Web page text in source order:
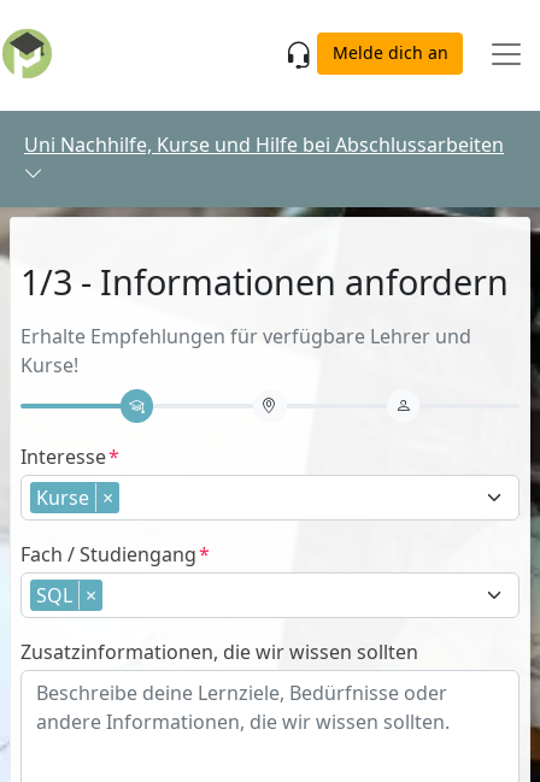
Melde dich an
Uni Nachhilfe, Kurse und Hilfe bei Abschlussarbeiten
1/3 - Informationen anfordern
Erhalte Empfehlungen für verfügbare Lehrer und
Kurse!
Interesse
Kurse ×
Fach / Studiengang
SQL ×
Zusatzinformationen, die wir wissen sollten